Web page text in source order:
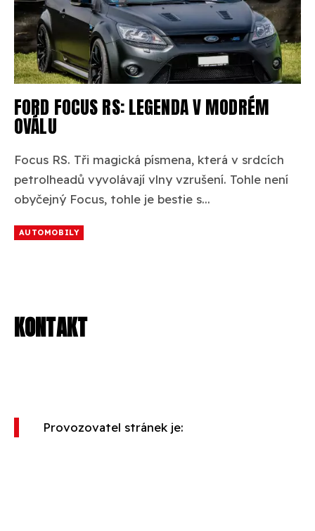
FORD FOCUS RS: LEGENDA V MODRÉM
OVÁLU
Focus RS. Tři magická písmena, která v srdcích
petrolheadů vyvolávají vlny vzrušení. Tohle není
obyčejný Focus, tohle je bestie s...
AUTOMOBILY
KONTAKT
Provozovatel stránek je: